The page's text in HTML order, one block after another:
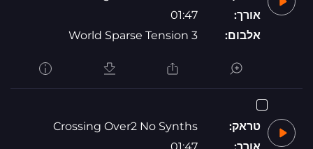
אורך:
01:47
אלבום:
World Sparse Tension 3
טראק:
Crossing Over2 No Synths
אורך:
01:47